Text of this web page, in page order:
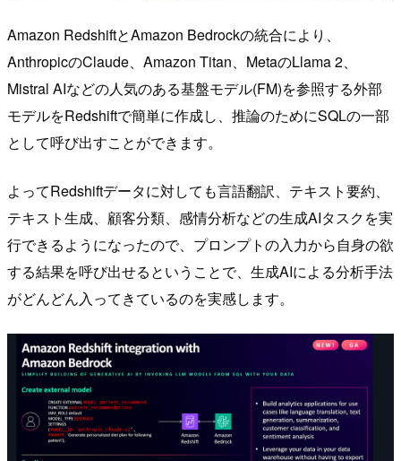
Amazon RedshiftとAmazon Bedrockの統合により、
AnthropicのClaude、Amazon Titan、MetaのLlama 2、
Mistral AIなどの人気のある基盤モデル(FM)を参照する外部
モデルをRedshiftで簡単に作成し、推論のためにSQLの一部
として呼び出すことができます。
よってRedshiftデータに対しても言語翻訳、テキスト要約、
テキスト生成、顧客分類、感情分析などの生成AIタスクを実
行できるようになったので、プロンプトの入力から自身の欲
する結果を呼び出せるということで、生成AIによる分析手法
がどんどん入ってきているのを実感します。